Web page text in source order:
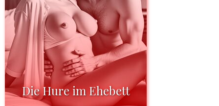
Die Hure im Ehebett